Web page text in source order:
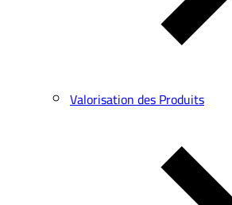
Valorisation des Produits